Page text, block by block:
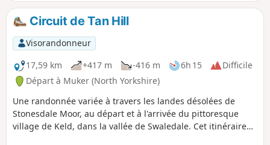
Circuit de Tan Hill
Visorandonneur
17,59 km
+417 m -416 m 6h 15
Difficile
Départ à Muker (North Yorkshire)
Une randonnée variée à travers les landes désolées de
Stonesdale Moor, au départ et à l'arrivée du pittoresque
village de Keld, dans la vallée de Swaledale. Cet itinéraire